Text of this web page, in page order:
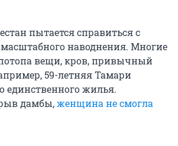
пытается справиться с
наводнения. Многие
вещи, кров, привычный
59-летняя Тамари
единственного жилья.
дамбы,женщина не смогла